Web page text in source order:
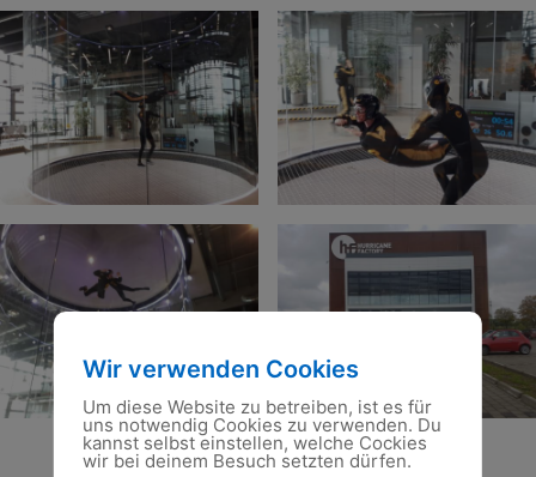
Wir verwenden Cookies
Um diese Website zu betreiben, ist es für
uns notwendig Cookies zu verwenden. Du
kannst selbst einstellen, welche Cockies
wir bei deinem Besuch setzten dürfen.